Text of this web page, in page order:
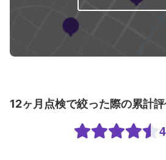
12ヶ月点検で絞った際の累計